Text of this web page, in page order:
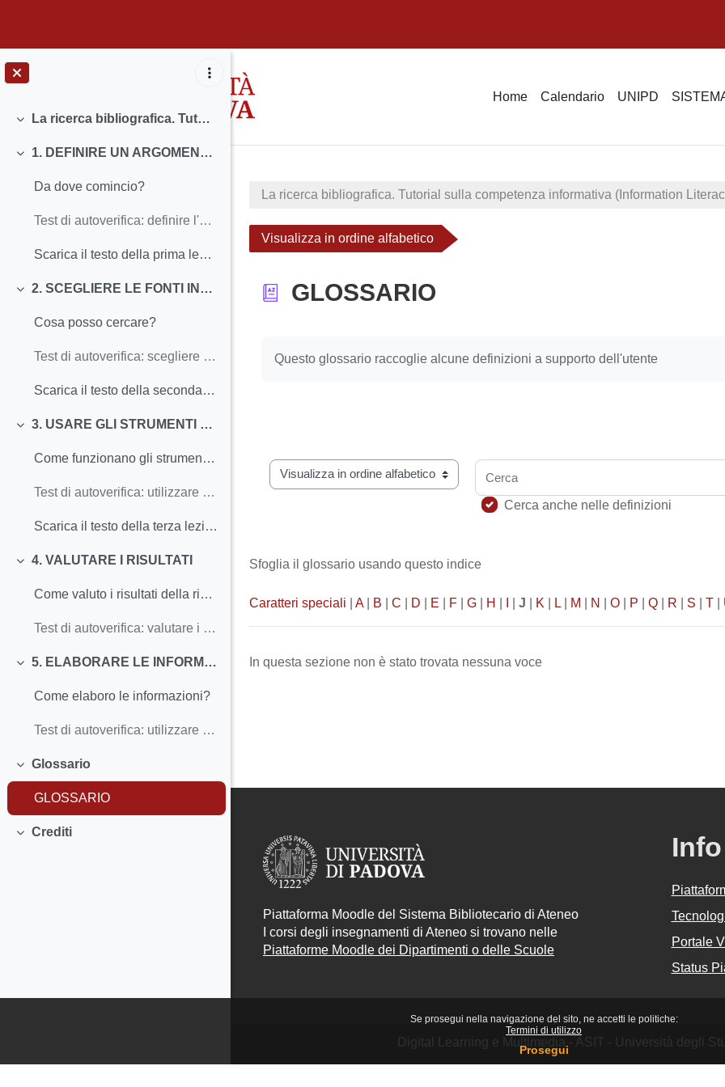
Se prosegui nella navigazione del sito, ne accetti le politiche:
Termini di utilizzo
Prosegui
Home Calendario UNIPD
Minimizza
La ricerca bibliografica. Tutorial sulla competenza informativa
Minimizza
1. DEFINIRE UN ARGOMENTO DI RICERCA
Da dove comincio?
Test di autoverifica: definire l'argomento di ricerca
Scarica il testo della prima lezione
Minimizza
2. SCEGLIERE LE FONTI INFORMATIVE
Cosa posso cercare?
Test di autoverifica: scegliere le fonti informative
Scarica il testo della seconda lezione
Minimizza
3. USARE GLI STRUMENTI DI RICERCA
Come funzionano gli strumenti di ricerca?
Test di autoverifica: utilizzare gli strumenti di ricerca
Scarica il testo della terza lezione
Minimizza
4. VALUTARE I RISULTATI
Come valuto i risultati della ricerca?
Test di autoverifica: valutare i risultati
Minimizza
5. ELABORARE LE INFORMAZIONI RACCOLTE
Come elaboro le informazioni?
Test di autoverifica: utilizzare i risultati
Minimizza
Glossario
GLOSSARIO
Minimizza
Crediti
La ricerca bibliografica. Tutorial sulla competenza informativa (Information
Visualizza in ordine alfabetico
GLOSSARIO
Questo glossario raccoglie alcune definizioni a supporto dell'utente
Sfoglia il glossario usando questo indice
Cerca
Cerca anche nelle definizioni
Sfoglia il glossario usando questo indice
Caratteri speciali A B C D E F G H J K L M N O P Q R S T
In questa sezione non è stato trovata nessuna voce
Piattaforma Moodle del Sistema Bibliotecario di Ateneo
I corsi degli insegnamenti di Ateneo si trovano nelle
Piattaforme Moodle dei Dipartimenti o delle Scuole
Info
Portale
Status
Digital Learning e Multimedia - ASIT - Università degli